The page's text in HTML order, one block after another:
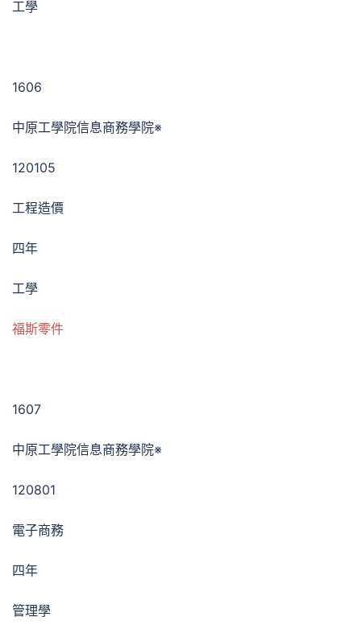
工學
1606
中原工學院信息商務學院※
120105
工程造價
四年
工學
福斯零件
1607
中原工學院信息商務學院※
120801
電子商務
四年
管理學